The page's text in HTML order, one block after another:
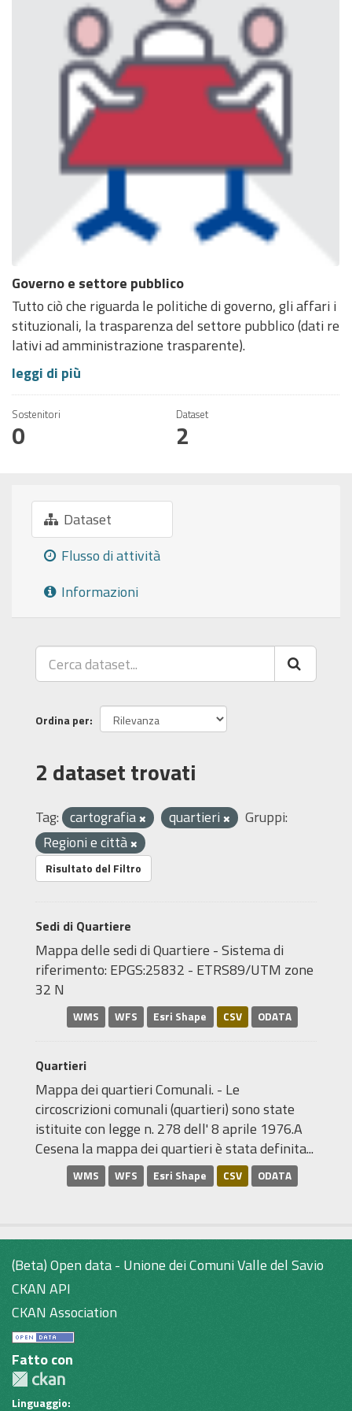
Governo e settore pubblico
Tutto ciò che riguarda le politiche di governo, gli affari i
stituzionali, la trasparenza del settore pubblico (dati re
lativi ad amministrazione trasparente).
leggi di più
Sostenitori
0
Dataset
2
Dataset
Flusso di attività
Informazioni
Ordina per
2 dataset trovati
Tag: cartografia quartieri
Gruppi:
Regioni e città
Risultato del Filtro
Sedi di Quartiere
Mappa delle sedi di Quartiere - Sistema di
riferimento: EPGS:25832 - ETRS89/UTM zone
32 N
WMS WFS Esri Shape CSV ODATA
Quartieri
Mappa dei quartieri Comunali. - Le
circoscrizioni comunali (quartieri) sono state
istituite con legge n. 278 dell' 8 aprile 1976.A
Cesena la mappa dei quartieri è stata definita...
WMS WFS Esri Shape CSV ODATA
(Beta) Open data - Unione dei Comuni Valle del Savio
CKAN API
CKAN Association
Fatto con
Linguaggio